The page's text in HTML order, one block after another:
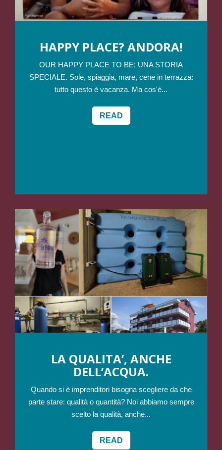
HAPPY PLACE? ANDORA!
OUR HAPPY PLACE TO BE: UNA STORIA
SPECIALE. Sole, spiaggia, mare, cene in terrazza:
tutto questo è vacanza. Ma cos'è...
READ
LA QUALITA’, ANCHE
DELL’ACQUA.
Quando si è imprenditori bisogna scegliere da che
parte stare: qualità o quantità? Noi abbiamo sempre
scelto la qualità, anche...
READ